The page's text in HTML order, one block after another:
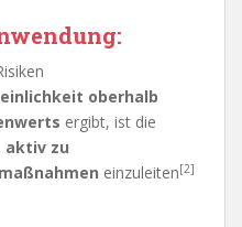
oberhalb
ergibt, ist die
aktiv zu
einzuleiten[2]